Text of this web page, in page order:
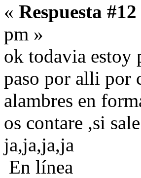
« Respuesta #12
pm »
ok todavia estoy
paso por alli por
alambres en
os contare ,si
ja,ja,ja,ja
En línea